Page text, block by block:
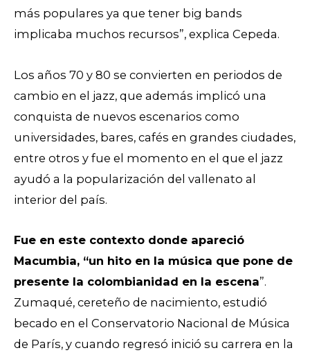
más populares ya que tener big bands
implicaba muchos recursos”, explica Cepeda.
Los años 70 y 80 se convierten en periodos de
cambio en el jazz, que además implicó una
conquista de nuevos escenarios como
universidades, bares, cafés en grandes ciudades,
entre otros y fue el momento en el que el jazz
ayudó a la popularización del vallenato al
interior del país.
Fue en este contexto donde apareció
Macumbia, “un hito en la música que pone de
presente la colombianidad en la escena”.
Zumaqué, cereteño de nacimiento, estudió
becado en el Conservatorio Nacional de Música
de París, y cuando regresó inició su carrera en la